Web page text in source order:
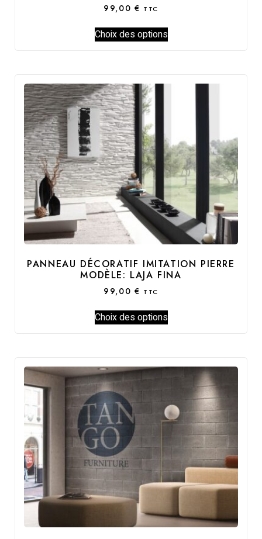
99,00 € TTC
Choix des options
PANNEAU DÉCORATIF IMITATION PIERRE
MODÈLE: LAJA FINA
99,00 € TTC
Choix des options